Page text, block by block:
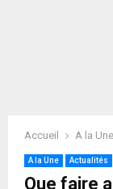
Accueil A la Une
A la Une Actualités
Que faire